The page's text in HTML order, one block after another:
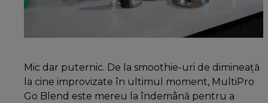
Mic dar puternic. De la smoothie-uri de dimineață
la cine improvizate în ultimul moment, MultiPro
Go Blend este mereu la îndemână pentru a